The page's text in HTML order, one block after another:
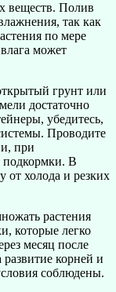
веществ. Полив
так как
по мере
может
грунт или
достаточно
убедитесь,
Проводите
при
подкормки. В
от холода и резких
растения
которые легко
месяц после
развитие корней и
соблюдены.